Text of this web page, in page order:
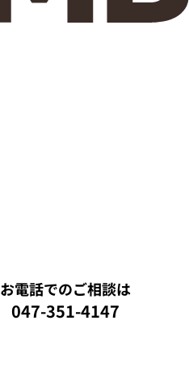
お電話でのご相談は
047-351-4147